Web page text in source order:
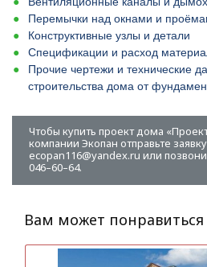
Перемычки над окнами и
Конструктивные узлы и детали
Спецификации и расход
Прочие чертежи и технические
строительства дома от
Чтобы купить проект дома
компании Экопан отправьте
ecopan116@yandex.ru или
046–60–64.
Вам может понравиться